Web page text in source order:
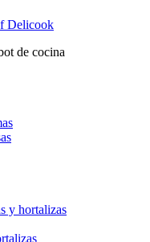
Delicook
de cocina
y hortalizas